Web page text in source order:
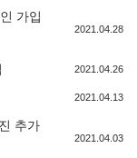
가입
2021.04.28
2021.04.26
2021.04.13
추가
2021.04.03